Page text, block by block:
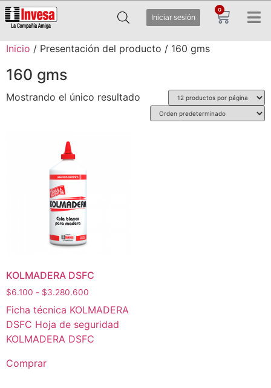
Iniciar sesión
0
Inicio / Presentación del producto / 160 gms
160 gms
Mostrando el único resultado
KOLMADERA DSFC
$6.100 - $3.280.600
Ficha técnica KOLMADERA
DSFC Hoja de seguridad
KOLMADERA DSFC
Comprar